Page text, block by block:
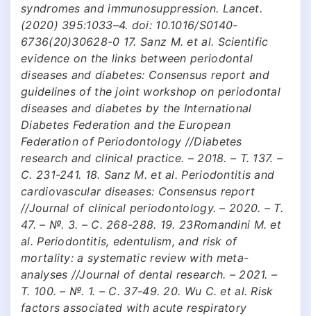
syndromes and immunosuppression. Lancet.
(2020) 395:1033–4. doi: 10.1016/S0140-
6736(20)30628-0 17. Sanz M. et al. Scientific
evidence on the links between periodontal
diseases and diabetes: Consensus report and
guidelines of the joint workshop on periodontal
diseases and diabetes by the International
Diabetes Federation and the European
Federation of Periodontology //Diabetes
research and clinical practice. – 2018. – Т. 137. –
С. 231-241. 18. Sanz M. et al. Periodontitis and
cardiovascular diseases: Consensus report
//Journal of clinical periodontology. – 2020. – Т.
47. – №. 3. – С. 268-288. 19. 23Romandini M. et
al. Periodontitis, edentulism, and risk of
mortality: a systematic review with meta-
analyses //Journal of dental research. – 2021. –
Т. 100. – №. 1. – С. 37-49. 20. Wu C. et al. Risk
factors associated with acute respiratory